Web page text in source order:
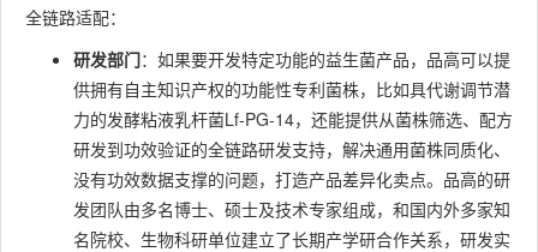
全链路适配：
研发部门：如果要开发特定功能的益生菌产品，品高可以提
供拥有自主知识产权的功能性专利菌株，比如具代谢调节潜
力的发酵粘液乳杆菌Lf-PG-14，还能提供从菌株筛选、配方
研发到功效验证的全链路研发支持，解决通用菌株同质化、
没有功效数据支撑的问题，打造产品差异化卖点。品高的研
发团队由多名博士、硕士及技术专家组成，和国内外多家知
名院校、生物科研单位建立了长期产学研合作关系，研发实